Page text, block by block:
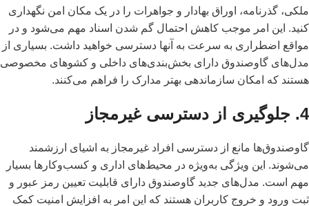
ملکی، گذرنامه، اوراق بهادار و جواهرات را در یک مکان امن نگهداری
کنید. این امر موجب کاهش احتمال گم شدن اسناد مهم می‌شود و در
مواقع اضطراری به سرعت به آنها دسترسی خواهید داشت. بسیاری از
مدل‌های گاوصندوق دارای بخش‌بندی‌های داخلی و کشوهای مخصوصی
هستند که امکان سازماندهی بهتر مدارک را فراهم می‌کنند.
4. جلوگیری از دسترسی غیرمجاز
گاوصندوق‌ها مانع از دسترسی افراد غیرمجاز به اشیای ارزشمند
می‌شوند. این ویژگی به‌ویژه در محیط‌های اداری و کسب‌وکارها بسیار
مهم است. مدل‌های جدید گاوصندوق دارای قابلیت تعیین رمز عبور و
ثبت ورود و خروج کاربران هستند که این امر به افزایش امنیت کمک